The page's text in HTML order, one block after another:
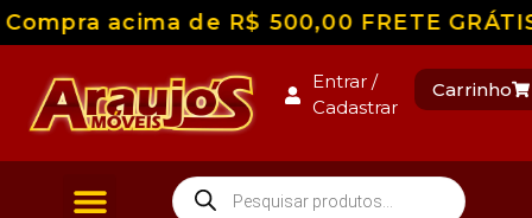
acima de R$ 500,00 FRETE
Entrar /
Cadastrar
Carrinho